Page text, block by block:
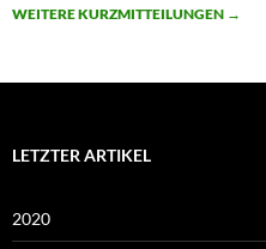
WEITERE KURZMITTEILUNGEN →
LETZTER ARTIKEL
2020